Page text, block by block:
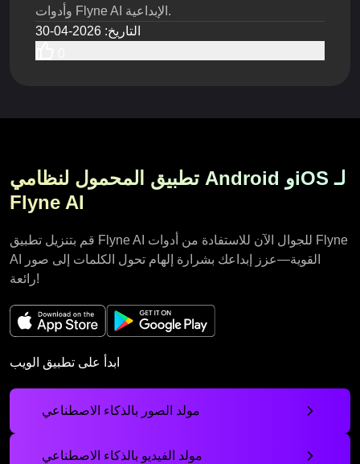
وأدوات Flyne AI الإبداعية.
التاريخ:
2026-04-30
تطبيق المحمول لنظامي Android وiOS لـ
Flyne AI
قم بتنزيل تطبيق Flyne AI للجوال الآن للاستفادة من أدوات Flyne
AI القوية—عزز إبداعك بشرارة إلهام تحول الكلمات إلى صور
رائعة!
ابدأ على تطبيق الويب
مولد الصور بالذكاء الاصطناعي
مولد الفيديو بالذكاء الاصطناعي